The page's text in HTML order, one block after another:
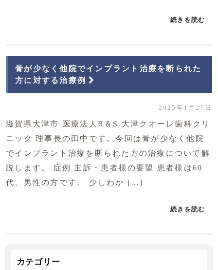
続きを読む
骨が少なく他院でインプラント治療を断られた
方に対する治療例
2025年1月27日
滋賀県大津市 医療法人R＆S 大津クオーレ歯科クリ
ニック 理事長の田中です。今回は骨が少なく他院
でインプラント治療を断られた方の治療について解
説します。 症例 主訴・患者様の要望 患者様は60
代、男性の方です。 少しわか […]
続きを読む
カテゴリー